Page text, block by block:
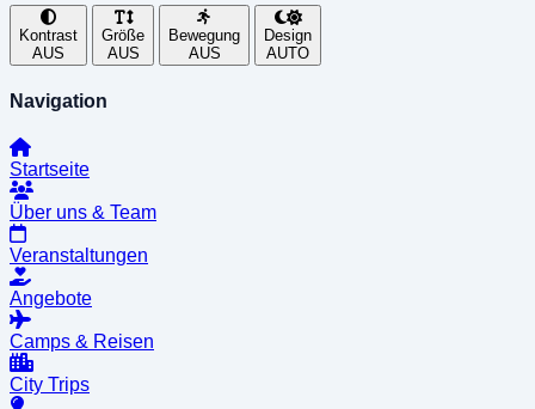
Kontrast
AUS
Größe
AUS
Bewegung
AUS
Design
AUTO
Navigation
Startseite
Über uns & Team
Veranstaltungen
Angebote
Camps & Reisen
City Trips